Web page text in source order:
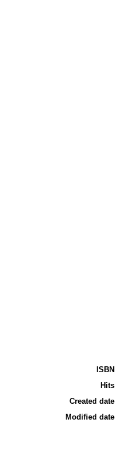
ISBN
Hits
Created date
Modified date